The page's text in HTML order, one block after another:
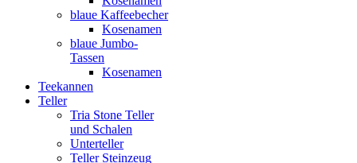
blaue Kaffeebecher
Kosenamen
blaue Jumbo-
Tassen
Kosenamen
Teekannen
Teller
Tria Stone Teller
und Schalen
Unterteller
Teller Steinzeug